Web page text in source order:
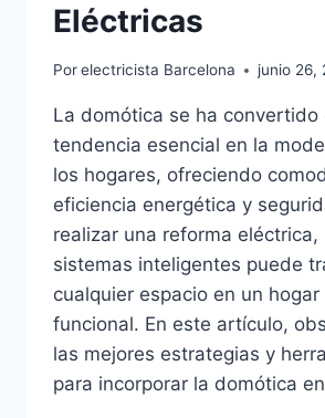
Eléctricas
Porelectricista Barcelona junio 26,
La domótica se ha convertido
tendencia esencial en la
los hogares, ofreciendo
eficiencia energética y
realizar una reforma eléctrica,
sistemas inteligentes puede
cualquier espacio en un
funcional. En este artículo,
las mejores estrategias y
para incorporar la domótica